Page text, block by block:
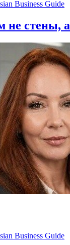
Business Guide
не стены, а
Business Guide